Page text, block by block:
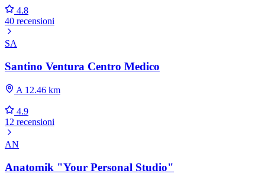
4.8
40 recensioni
SA
Santino Ventura Centro Medico
A 12.46 km
4.9
12 recensioni
AN
Anatomik "Your Personal Studio"